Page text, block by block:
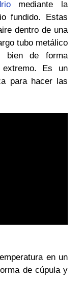
mediante la
fundido. Estas
dentro de una
tubo metálico
bien de forma
Es un
para hacer las
en un
de cúpula y